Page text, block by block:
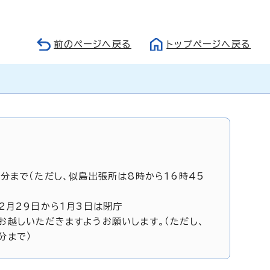
前のページへ戻る トップページへ戻る
で（ただし、似島出張所は8時から16時45
月29日から1月3日は閉庁
しいただきますようお願いします。（ただし、
で）